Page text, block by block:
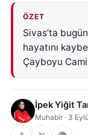
ÖZET
Sivas’ta
hayatını
Çayboyu
İpek Yiğit
Muhabir · 3